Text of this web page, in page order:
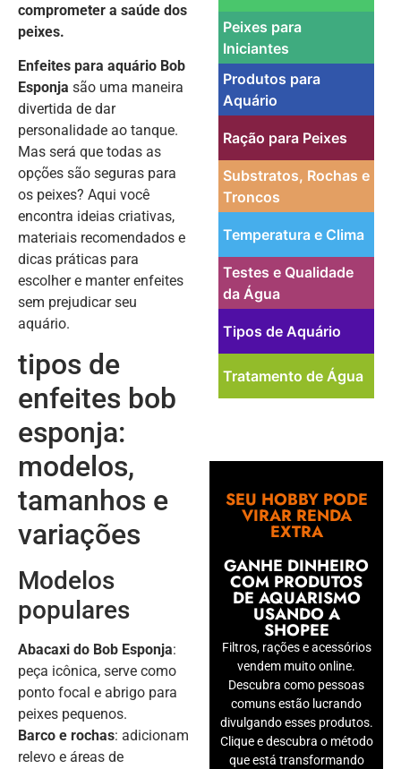
comprometer a saúde dos
peixes.
Enfeites para aquário Bob
Esponja são uma maneira
divertida de dar
personalidade ao tanque.
Mas será que todas as
opções são seguras para
os peixes? Aqui você
encontra ideias criativas,
materiais recomendados e
dicas práticas para
escolher e manter enfeites
sem prejudicar seu
aquário.
tipos de
enfeites bob
esponja:
modelos,
tamanhos e
variações
Modelos
populares
Abacaxi do Bob Esponja:
peça icônica, serve como
ponto focal e abrigo para
peixes pequenos.
Barco e rochas: adicionam
relevo e áreas de
Peixes para
Iniciantes
Produtos para
Aquário
Ração para Peixes
Substratos, Rochas e
Troncos
Temperatura e Clima
Testes e Qualidade
da Água
Tipos de Aquário
Tratamento de Água
PUBLICIDADE
SEU HOBBY PODE
VIRAR RENDA
EXTRA
GANHE DINHEIRO
COM PRODUTOS
DE AQUARISMO
USANDO A
SHOPEE
Filtros, rações e acessórios
vendem muito online.
Descubra como pessoas
comuns estão lucrando
divulgando esses produtos.
Clique e descubra o método
que está transformando